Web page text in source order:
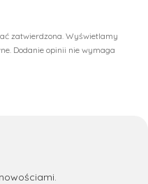
zatwierdzona. Wyświetlamy
Dodanie opinii nie wymaga